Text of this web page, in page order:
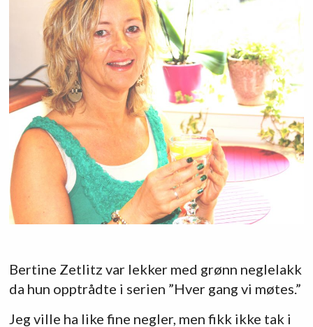
Bertine Zetlitz var lekker med grønn neglelakk
da hun opptrådte i serien ”Hver gang vi møtes.”
Jeg ville ha like fine negler, men fikk ikke tak i